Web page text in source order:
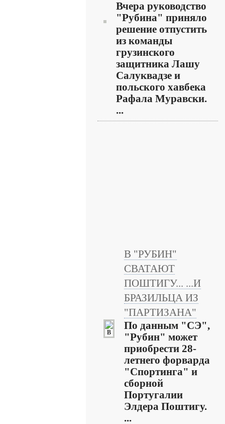
Вчера руководство
"Рубина" приняло
решение отпустить
из команды
грузинского
защитника Лашу
Салуквадзе и
польского хавбека
Рафала Муравски.
...
В "РУБИН"
СВАТАЮТ
ПОШТИГУ... ...И
БРАЗИЛЬЦА ИЗ
"ПАРТИЗАНА"
По данным "СЭ",
"Рубин" может
приобрести 28-
летнего форварда
"Спортинга" и
сборной
Португалии
Элдера Поштигу.
...